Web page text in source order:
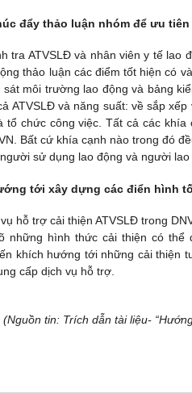
đẩy thảo luận nhóm để ưu
tra ATVSLĐ và nhân viên y tế lao
thảo luận các điểm tốt hiện có
sát môi trường lao động và bảng
ATVSLĐ và năng suất: về sắp
tổ chức công việc. Tất cả các
Bất cứ khía cạnh nào trong đó
sử dụng lao động và người
tới xây dựng các điển hình
hỗ trợ cải thiện ATVSLĐ trong
những hình thức cải thiện có thể
khích hướng tới những cải thiện
cấp dịch vụ hỗ trợ.
(Nguồn tin: Trích dẫn tài liệu-